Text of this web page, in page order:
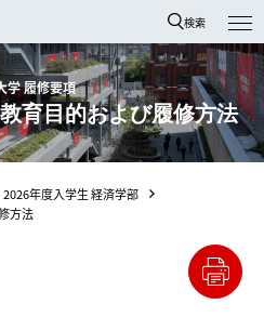
検索
学 履修要項
育目的および履修方法
2026年度入学生 経済学部
方法